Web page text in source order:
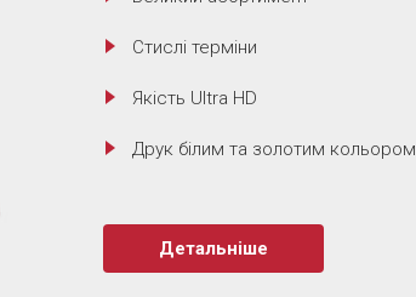
Стислі терміни
Якість Ultra HD
Друк білим та золотим кольором
Детальніше